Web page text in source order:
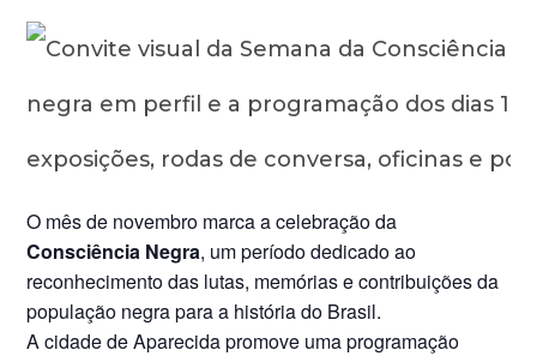
O mês de novembro marca a celebração da
Consciência Negra, um período dedicado ao
reconhecimento das lutas, memórias e contribuições da
população negra para a história do Brasil.
A cidade de Aparecida promove uma programação